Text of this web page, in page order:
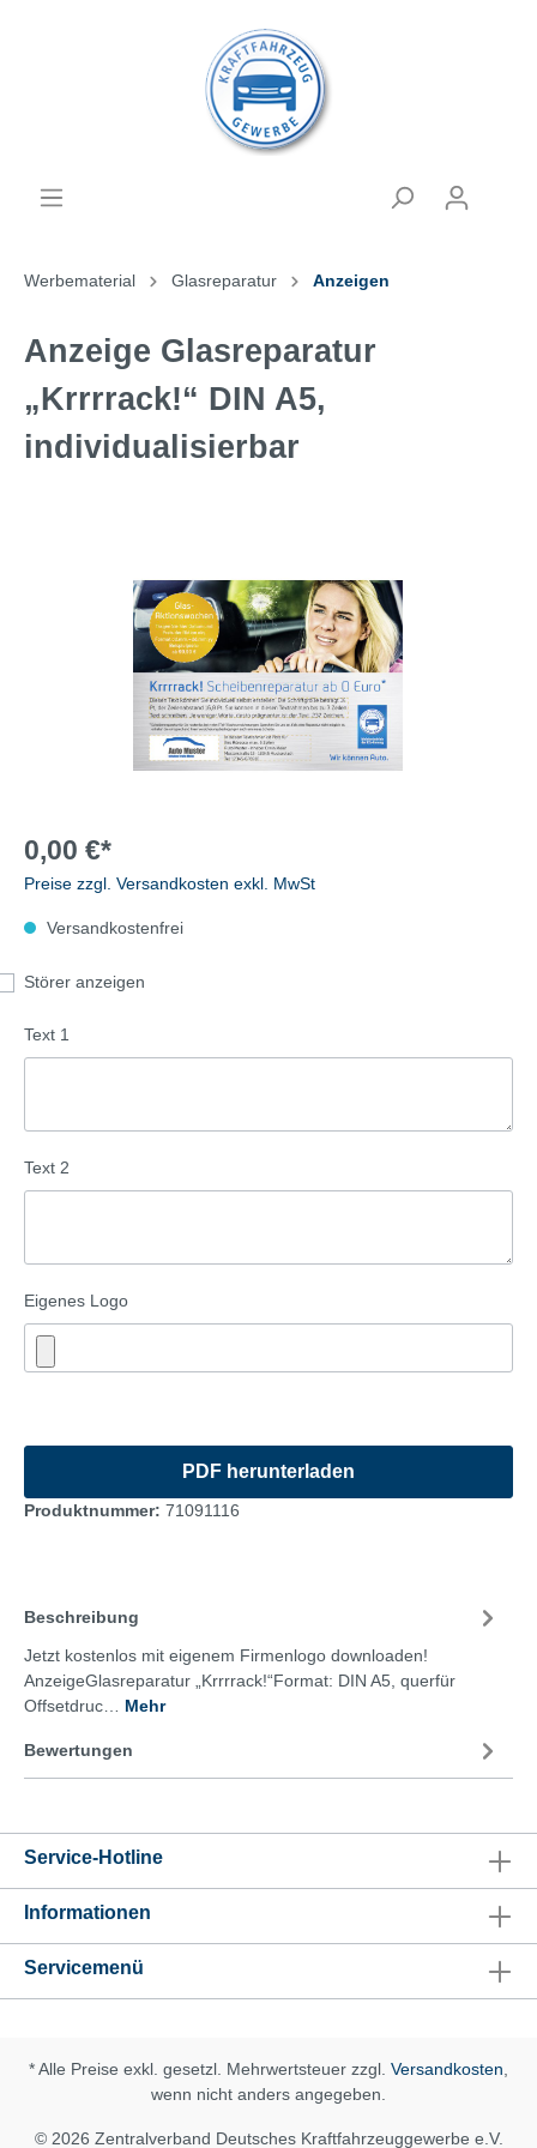
Werbematerial Glasreparatur Anzeigen
Anzeige Glasreparatur
„Krrrrack!“ DIN A5,
individualisierbar
0,00 €*
Preise zzgl. Versandkosten exkl. MwSt
Versandkostenfrei
Störer anzeigen
Text 1
Text 2
Eigenes Logo
Produktnummer: 71091116
Beschreibung
Jetzt kostenlos mit eigenem Firmenlogo downloaden!
AnzeigeGlasreparatur „Krrrrack!“Format: DIN A5, querfür
Offsetdruc… Mehr
Bewertungen
Service-Hotline
Informationen
Servicemenü
* Alle Preise exkl. gesetzl. Mehrwertsteuer zzgl. Versandkosten
wenn nicht anders angegeben.
© 2026 Zentralverband Deutsches Kraftfahrzeuggewerbe e.V.